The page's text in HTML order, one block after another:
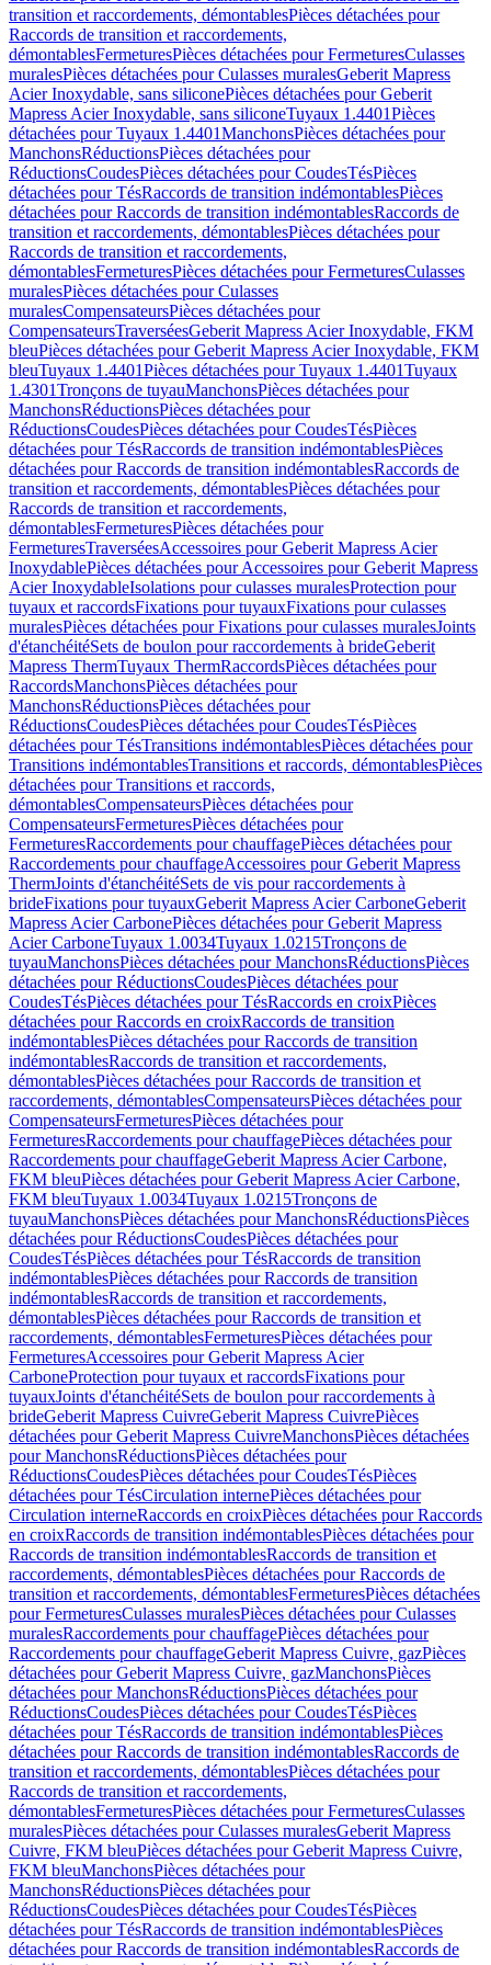
transition et raccordements, démontablesPièces détachées pour
Raccords de transition et raccordements,
démontablesFermeturesPièces détachées pour FermeturesCulasses
muralesPièces détachées pour Culasses muralesGeberit Mapress
Acier Inoxydable, sans siliconePièces détachées pour Geberit
Mapress Acier Inoxydable, sans siliconeTuyaux 1.4401Pièces
détachées pour Tuyaux 1.4401ManchonsPièces détachées pour
ManchonsRéductionsPièces détachées pour
RéductionsCoudesPièces détachées pour CoudesTésPièces
détachées pour TésRaccords de transition indémontablesPièces
détachées pour Raccords de transition indémontablesRaccords de
transition et raccordements, démontablesPièces détachées pour
Raccords de transition et raccordements,
démontablesFermeturesPièces détachées pour FermeturesCulasses
muralesPièces détachées pour Culasses
muralesCompensateursPièces détachées pour
CompensateursTraverséesGeberit Mapress Acier Inoxydable, FKM
bleuPièces détachées pour Geberit Mapress Acier Inoxydable, FKM
bleuTuyaux 1.4401Pièces détachées pour Tuyaux 1.4401Tuyaux
1.4301Tronçons de tuyauManchonsPièces détachées pour
ManchonsRéductionsPièces détachées pour
RéductionsCoudesPièces détachées pour CoudesTésPièces
détachées pour TésRaccords de transition indémontablesPièces
détachées pour Raccords de transition indémontablesRaccords de
transition et raccordements, démontablesPièces détachées pour
Raccords de transition et raccordements,
démontablesFermeturesPièces détachées pour
FermeturesTraverséesAccessoires pour Geberit Mapress Acier
InoxydablePièces détachées pour Accessoires pour Geberit Mapress
Acier InoxydableIsolations pour culasses muralesProtection pour
tuyaux et raccordsFixations pour tuyauxFixations pour culasses
muralesPièces détachées pour Fixations pour culasses muralesJoints
d'étanchéitéSets de boulon pour raccordements à brideGeberit
Mapress ThermTuyaux ThermRaccordsPièces détachées pour
RaccordsManchonsPièces détachées pour
ManchonsRéductionsPièces détachées pour
RéductionsCoudesPièces détachées pour CoudesTésPièces
détachées pour TésTransitions indémontablesPièces détachées pour
Transitions indémontablesTransitions et raccords, démontablesPièces
détachées pour Transitions et raccords,
démontablesCompensateursPièces détachées pour
CompensateursFermeturesPièces détachées pour
FermeturesRaccordements pour chauffagePièces détachées pour
Raccordements pour chauffageAccessoires pour Geberit Mapress
ThermJoints d'étanchéitéSets de vis pour raccordements à
brideFixations pour tuyauxGeberit Mapress Acier CarboneGeberit
Mapress Acier CarbonePièces détachées pour Geberit Mapress
Acier CarboneTuyaux 1.0034Tuyaux 1.0215Tronçons de
tuyauManchonsPièces détachées pour ManchonsRéductionsPièces
détachées pour RéductionsCoudesPièces détachées pour
CoudesTésPièces détachées pour TésRaccords en croixPièces
détachées pour Raccords en croixRaccords de transition
indémontablesPièces détachées pour Raccords de transition
indémontablesRaccords de transition et raccordements,
démontablesPièces détachées pour Raccords de transition et
raccordements, démontablesCompensateursPièces détachées pour
CompensateursFermeturesPièces détachées pour
FermeturesRaccordements pour chauffagePièces détachées pour
Raccordements pour chauffageGeberit Mapress Acier Carbone,
FKM bleuPièces détachées pour Geberit Mapress Acier Carbone,
FKM bleuTuyaux 1.0034Tuyaux 1.0215Tronçons de
tuyauManchonsPièces détachées pour ManchonsRéductionsPièces
détachées pour RéductionsCoudesPièces détachées pour
CoudesTésPièces détachées pour TésRaccords de transition
indémontablesPièces détachées pour Raccords de transition
indémontablesRaccords de transition et raccordements,
démontablesPièces détachées pour Raccords de transition et
raccordements, démontablesFermeturesPièces détachées pour
FermeturesAccessoires pour Geberit Mapress Acier
CarboneProtection pour tuyaux et raccordsFixations pour
tuyauxJoints d'étanchéitéSets de boulon pour raccordements à
brideGeberit Mapress CuivreGeberit Mapress CuivrePièces
détachées pour Geberit Mapress CuivreManchonsPièces détachées
pour ManchonsRéductionsPièces détachées pour
RéductionsCoudesPièces détachées pour CoudesTésPièces
détachées pour TésCirculation internePièces détachées pour
Circulation interneRaccords en croixPièces détachées pour Raccords
en croixRaccords de transition indémontablesPièces détachées pour
Raccords de transition indémontablesRaccords de transition et
raccordements, démontablesPièces détachées pour Raccords de
transition et raccordements, démontablesFermeturesPièces détachées
pour FermeturesCulasses muralesPièces détachées pour Culasses
muralesRaccordements pour chauffagePièces détachées pour
Raccordements pour chauffageGeberit Mapress Cuivre, gazPièces
détachées pour Geberit Mapress Cuivre, gazManchonsPièces
détachées pour ManchonsRéductionsPièces détachées pour
RéductionsCoudesPièces détachées pour CoudesTésPièces
détachées pour TésRaccords de transition indémontablesPièces
détachées pour Raccords de transition indémontablesRaccords de
transition et raccordements, démontablesPièces détachées pour
Raccords de transition et raccordements,
démontablesFermeturesPièces détachées pour FermeturesCulasses
muralesPièces détachées pour Culasses muralesGeberit Mapress
Cuivre, FKM bleuPièces détachées pour Geberit Mapress Cuivre,
FKM bleuManchonsPièces détachées pour
ManchonsRéductionsPièces détachées pour
RéductionsCoudesPièces détachées pour CoudesTésPièces
détachées pour TésRaccords de transition indémontablesPièces
détachées pour Raccords de transition indémontablesRaccords de